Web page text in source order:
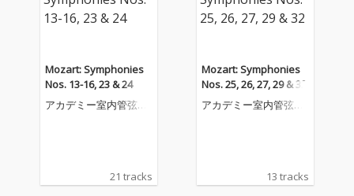
Mozart: Symphonies
Nos. 13-16, 23 & 24
アカデミー室内管弦楽
21 tracks
Mozart: Symphonies
Nos. 25, 26, 27, 29 & 32
アカデミー室内管弦楽
13 tracks